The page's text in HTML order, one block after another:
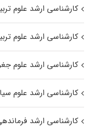
کارشناسی ارشد علوم
کارشناسی ارشد علوم
کارشناسی ارشد علوم
کارشناسی ارشد علوم
کارشناسی ارشد